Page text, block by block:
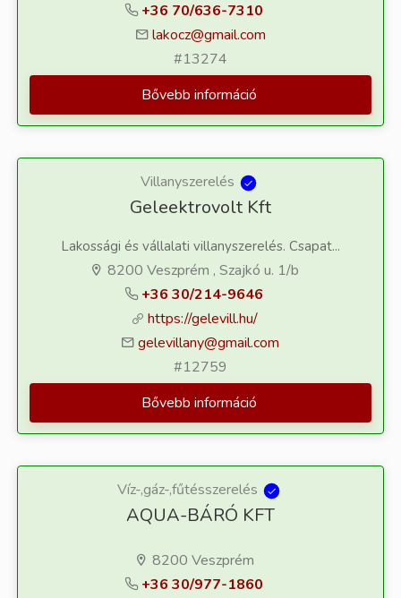
+36 70/636-7310
lakocz@gmail.com
#13274
Bővebb információ
Villanyszerelés
Geleektrovolt Kft
Lakossági és vállalati villanyszerelés. Csapat...
8200 Veszprém , Szajkó u. 1/b
+36 30/214-9646
https://gelevill.hu/
gelevillany@gmail.com
#12759
Bővebb információ
Víz-,gáz-,fűtésszerelés
AQUA-BÁRÓ KFT
8200 Veszprém
+36 30/977-1860